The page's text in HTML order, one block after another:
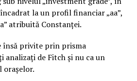
la un profil financiar „aa”,
atribuită Constanței.
însă privite prin prisma
de Fitch și nu ca un
orașelor.